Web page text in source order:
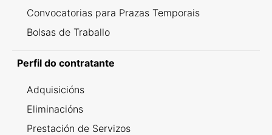
Convocatorias para Prazas Temporais
Bolsas de Traballo
Perfil do contratante
Adquisicións
Eliminacións
Prestación de Servizos